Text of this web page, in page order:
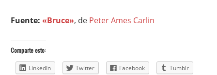
Fuente: «Bruce», de Peter Ames Carlin
Comparte esto:
LinkedIn Twitter Facebook Tumblr